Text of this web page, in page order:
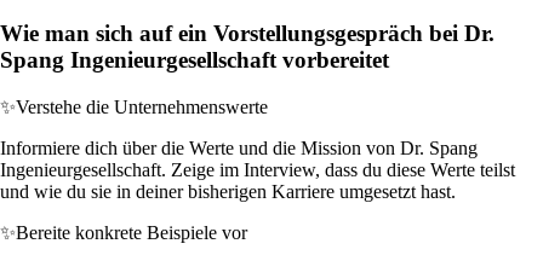
Wie man sich auf ein Vorstellungsgespräch bei Dr.
Spang Ingenieurgesellschaft vorbereitet
✨Verstehe die Unternehmenswerte
Informiere dich über die Werte und die Mission von Dr. Spang
Ingenieurgesellschaft. Zeige im Interview, dass du diese Werte teilst
und wie du sie in deiner bisherigen Karriere umgesetzt hast.
✨Bereite konkrete Beispiele vor